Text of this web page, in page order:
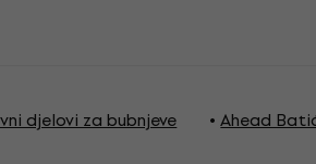
djelovi za bubnjeve Ahead